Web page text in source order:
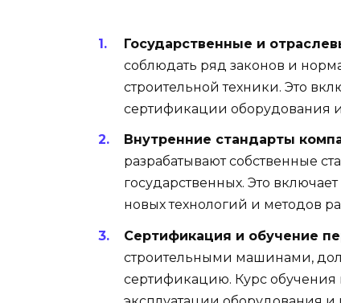
Государственные и
соблюдать ряд законов и
строительной техники. Это
сертификации оборудования
Внутренние стандарты
разрабатывают собственные
государственных. Это
новых технологий и методов
Сертификация и обучение
строительными машинами,
сертификацию. Курс обучения